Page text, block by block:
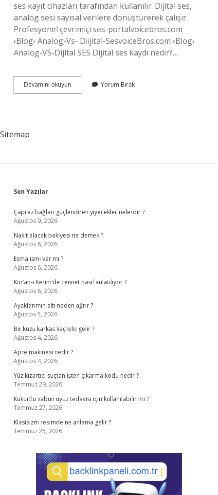
ses kayıt cihazları tarafından kullanılır. Dijital ses,
analog sesi sayısal verilere dönüştürerek çalışır.
Profesyonel çevrimiçi ses-portalvoicebros.com
›Blog› Analog-Vs- Diijital-SesvoiceBros.com ›Blog›
Analog-VS-Dijital SES Dijital ses kaydı nedir?…
Devamını okuyun
Ses
Yorum Bırak
Sitemap
Sidebar
Son Yazılar
Çapraz bağları güçlendiren yiyecekler nelerdir ?
Ağustos 9, 2026
Nakit alacak bakiyesi ne demek ?
Ağustos 8, 2026
Esma ismi var mı ?
Ağustos 6, 2026
Kur’an-ı Kerim’de cennet nasıl anlatılıyor ?
Ağustos 6, 2026
Ayaklarımın altı neden ağrır ?
Ağustos 5, 2026
Bir kuzu karkas kaç kilo gelir ?
Ağustos 4, 2026
Apre makinesi nedir ?
Ağustos 4, 2026
Yüz kızartıcı suçtan işten çıkarma kodu nedir ?
Temmuz 29, 2026
Kükürtlü sabun uyuz tedavisi için kullanılabilir mi ?
Temmuz 27, 2026
Klasisizm resimde ne anlama gelir ?
Temmuz 25, 2026